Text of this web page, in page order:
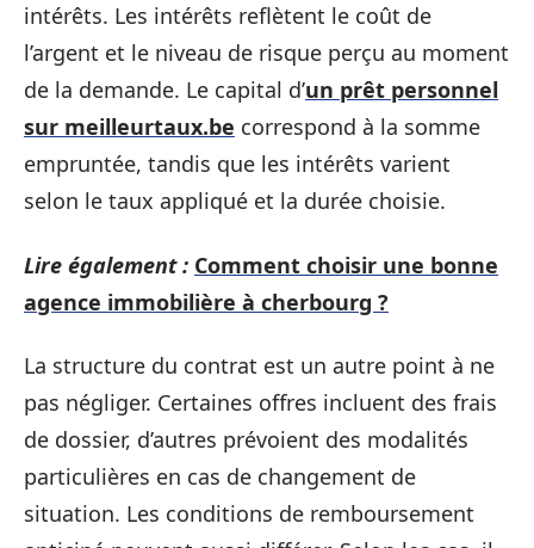
intérêts. Les intérêts reflètent le coût de
l’argent et le niveau de risque perçu au moment
de la demande. Le capital d’un prêt personnel
sur meilleurtaux.be correspond à la somme
empruntée, tandis que les intérêts varient
selon le taux appliqué et la durée choisie.
Lire également : Comment choisir une bonne
agence immobilière à cherbourg ?
La structure du contrat est un autre point à ne
pas négliger. Certaines offres incluent des frais
de dossier, d’autres prévoient des modalités
particulières en cas de changement de
situation. Les conditions de remboursement